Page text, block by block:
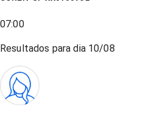
07:00
Resultados para dia 10/08